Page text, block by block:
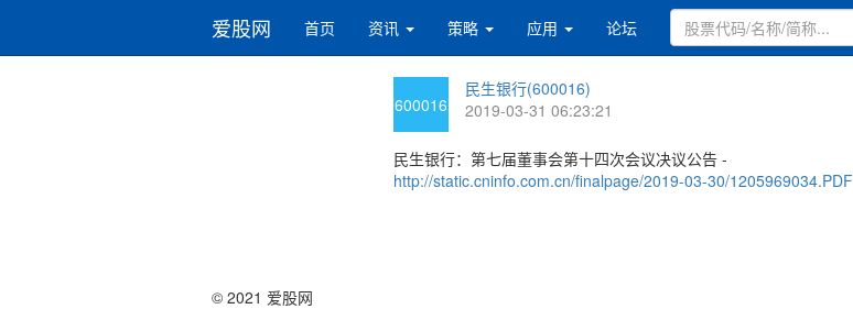
爱股网 首页 资讯 策略 应用 论坛
600016
民生银行(600016)
2019-03-31 06:23:21
民生银行：第七届董事会第十四次会议决议公告 -
http://static.cninfo.com.cn/finalpage/2019-03-30/1205969034.PDF
© 2021 爱股网